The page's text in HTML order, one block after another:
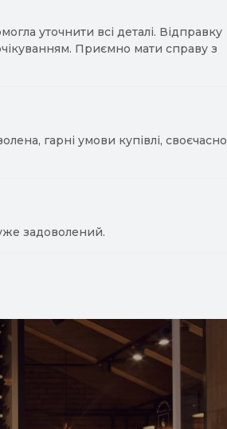
уточнити всі деталі. Відправку
Приємно мати справу з
гарні умови купівлі, своєчасно
задоволений.